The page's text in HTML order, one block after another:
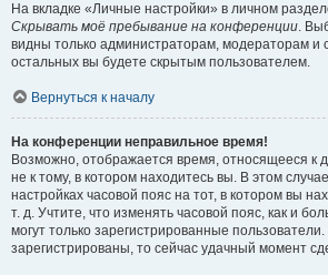
На вкладке «Личные настройки» в личном
Скрывать моё пребывание на конференции.
видны только администраторам, модераторам и
остальных вы будете скрытым пользователем.
Вернуться к началу
На конференции неправильное время!
Возможно, отображается время, относящееся к
не к тому, в котором находитесь вы. В этом
настройках часовой пояс на тот, в котором вы
т. д. Учтите, что изменять часовой пояс, как и
могут только зарегистрированные
зарегистрированы, то сейчас удачный момент